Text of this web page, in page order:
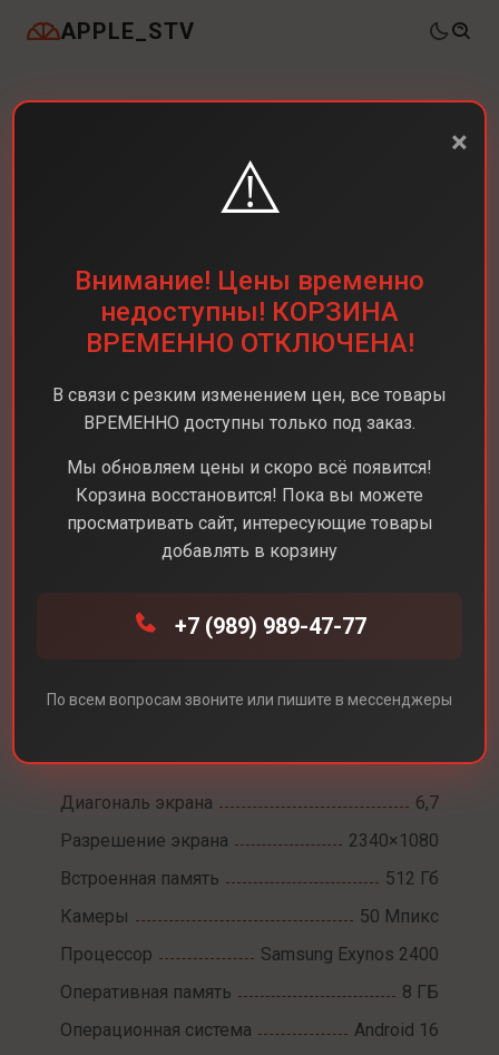
APPLE_STV
Samsung Galaxy S25
FE
Диагональ экрана
6,7
Разрешение экрана
2340×1080
Встроенная память
512 Гб
Камеры
50 Мпикс
Процессор
Samsung Exynos 2400
Оперативная память
8 ГБ
Операционная система
Android 16
×
⚠️
Внимание! Цены временно
недоступны! КОРЗИНА
ВРЕМЕННО ОТКЛЮЧЕНА!
В связи с резким изменением цен, все товары
ВРЕМЕННО доступны только под заказ.
Мы обновляем цены и скоро всё появится!
Корзина восстановится! Пока вы можете
просматривать сайт, интересующие товары
добавлять в корзину
+7 (989) 989-47-77
По всем вопросам звоните или пишите в мессенджеры